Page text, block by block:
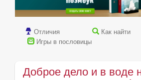
Отличия Как найти
Игры в пословицы
Доброе дело и в воде